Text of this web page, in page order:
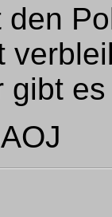
den
gibt